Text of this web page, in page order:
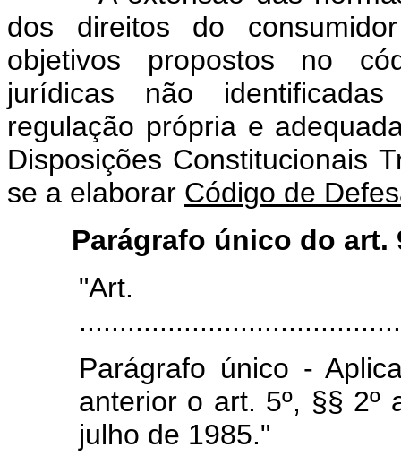
dos direitos do
objetivos propostos no
jurídicas não
regulação própria e
Disposições Constitucionais
se a elaborar Código de
Parágrafo único do art.
Parágrafo único -
anterior o art. 5º, §§ 2º
julho de 1985."